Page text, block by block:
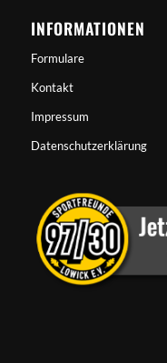
INFORMATIONEN
Formulare
Kontakt
Impressum
Datenschutzerklärung